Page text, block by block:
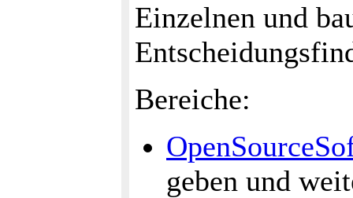
Einzelnen und
Bereiche:
geben und